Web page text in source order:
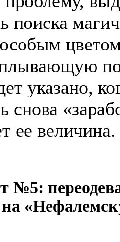
поиска
указано,
снова
ее величина.
№5: